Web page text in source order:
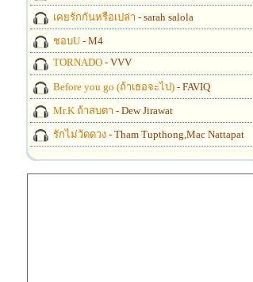
เคยรักกันหรือเปล่า - sarah salola
ชอบU - M4
TORNADO - VVV
Before you go (ถ้าเธอจะไป) - FAVIQ
Mr.K ถ้าสบตา - Dew Jirawat
รักไม่วัดดวง - Tham Tupthong,Mac Nattapat